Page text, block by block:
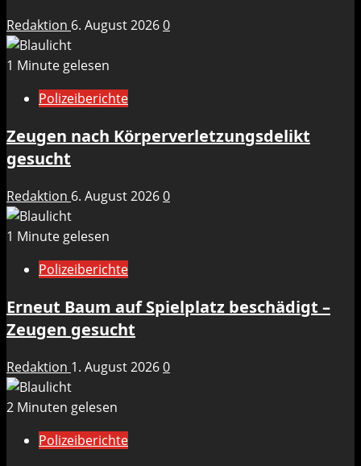
Redaktion 6. August 20260
1 Minute gelesen
Polizeiberichte
Zeugen nach Körperverletzungsdelikt
gesucht
Redaktion 6. August 20260
1 Minute gelesen
Polizeiberichte
Erneut Baum auf Spielplatz beschädigt –
Zeugen gesucht
Redaktion 1. August 20260
2 Minuten gelesen
Polizeiberichte